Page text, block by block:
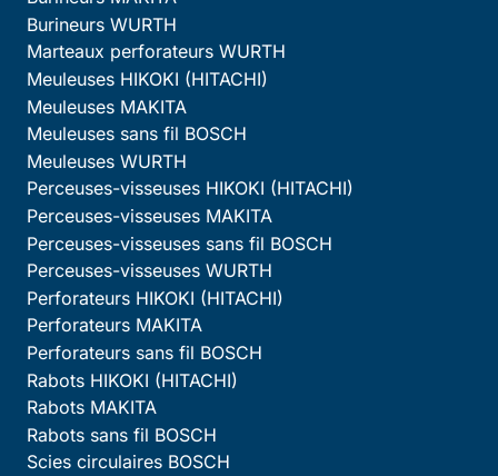
Burineurs WURTH
Marteaux perforateurs WURTH
Meuleuses HIKOKI (HITACHI)
Meuleuses MAKITA
Meuleuses sans fil BOSCH
Meuleuses WURTH
Perceuses-visseuses HIKOKI (HITACHI)
Perceuses-visseuses MAKITA
Perceuses-visseuses sans fil BOSCH
Perceuses-visseuses WURTH
Perforateurs HIKOKI (HITACHI)
Perforateurs MAKITA
Perforateurs sans fil BOSCH
Rabots HIKOKI (HITACHI)
Rabots MAKITA
Rabots sans fil BOSCH
Scies circulaires BOSCH